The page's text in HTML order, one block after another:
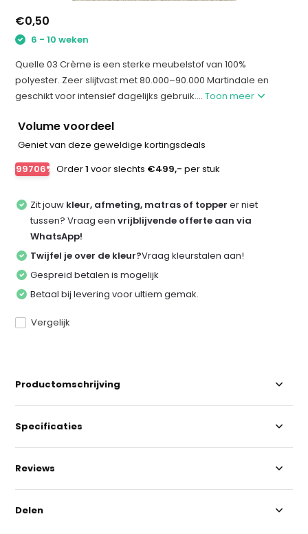
€0,50
6 - 10 weken
Quelle 03 Crème is een sterke meubelstof van 100%
polyester. Zeer slijtvast met 80.000–90.000 Martindale en
geschikt voor intensief dagelijks gebruik....Toon meer
Volume voordeel
Geniet van deze geweldige kortingsdeals
-99706% Order1 voor slechts €499,- per stuk
Zit jouw kleur, afmeting, matras of topper er niet
tussen? Vraag eenvrijblijvende offerte aan via
WhatsApp!
Twijfel je over de kleur?Vraag kleurstalen aan!
Gespreid betalen is mogelijk
Betaal bij levering voor ultiem gemak.
Vergelijk
Productomschrijving
Specificaties
Reviews
Delen